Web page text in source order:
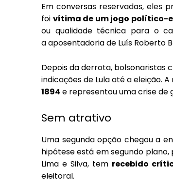
Em conversas reservadas, eles
foi vítima de um jogo político-
ou qualidade técnica para o
a aposentadoria de Luís Roberto
Depois da derrota,
indicações de Lula até a eleição.
1894 e representou uma crise de
Sem atrativo
Uma segunda opção chegou a
hipótese está em segundo
Lima e Silva, tem recebido
eleitoral.